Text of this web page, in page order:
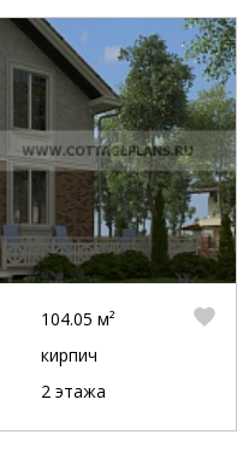
104.05 м²
кирпич
2 этажа